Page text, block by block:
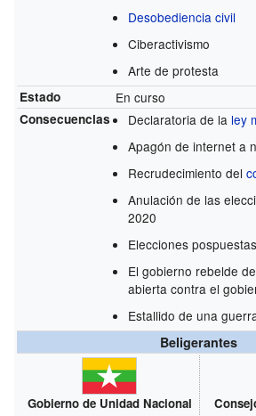
Desobediencia civil
Ciberactivismo
Arte de protesta
Estado En curso
Consecuencias Declaratoria de la ley
Apagón de internet a
Recrudecimiento del
Anulación de las
2020
Elecciones
El gobierno rebelde
abierta contra el
Estallido de una
Beligerantes
Gobierno de Unidad Nacional